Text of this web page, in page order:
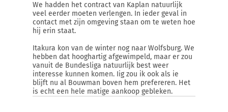
We hadden het contract van Kaplan natuurlijk
veel eerder moeten verlengen. In ieder geval in
contact met zijn omgeving staan om te weten hoe
hij erin staat.
Itakura kon van de winter nog naar Wolfsburg. We
hebben dat hooghartig afgewimpeld, maar er zou
vanuit de Bundesliga natuurlijk best weer
interesse kunnen komen. Iig zou ik ook als ie
blijft nu al Bouwman boven hem prefereren. Het
is echt een hele matige aankoop gebleken.